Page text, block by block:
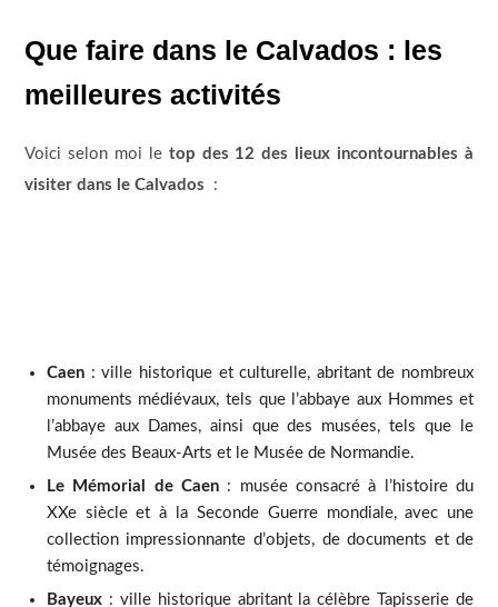
Que faire dans le Calvados : les
meilleures activités
Voici selon moi le top des 12 des lieux incontournables à
visiter dans le Calvados :
Caen: ville historique et culturelle, abritant de nombreux
monuments médiévaux, tels que l’abbaye aux Hommes et
l’abbaye aux Dames, ainsi que des musées, tels que le
Musée des Beaux-Arts et le Musée de Normandie.
Le Mémorial de Caen: musée consacré à l’histoire du
XXe siècle et à la Seconde Guerre mondiale, avec une
collection impressionnante d’objets, de documents et de
témoignages.
Bayeux: ville historique abritant la célèbre Tapisserie de